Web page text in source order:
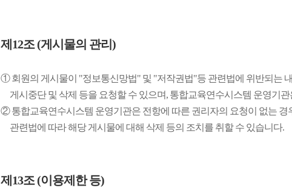
제12조 (게시물의 관리)
① 회원의 게시물이 "정보통신망법" 및 "저작권법"등 관련법에 위반되는
게시중단 및 삭제 등을 요청할 수 있으며, 통합교육연수시스템 운영기
② 통합교육연수시스템 운영기관은 전항에 따른 권리자의 요청이 없는
관련법에 따라 해당 게시물에 대해 삭제 등의 조치를 취할 수 있습니다.
제13조 (이용제한 등)